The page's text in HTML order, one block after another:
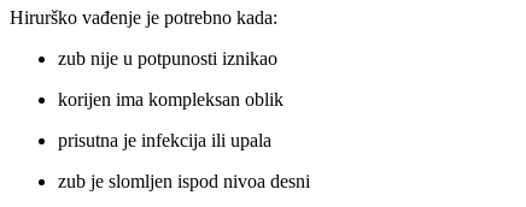
Hirurško vađenje je potrebno kada:
zub nije u potpunosti iznikao
korijen ima kompleksan oblik
prisutna je infekcija ili upala
zub je slomljen ispod nivoa desni